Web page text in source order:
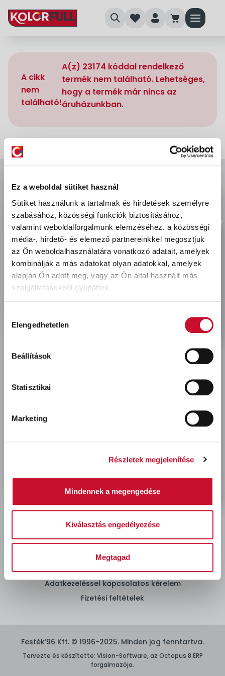
Ez a weboldal sütiket használ
Sütiket használunk a tartalmak és hirdetések személyre
szabásához, közösségi funkciók biztosításához,
valamint weboldalforgalmunk elemzéséhez. a közösségi
média-, hirdető- és elemező partnereinkkel megosztjuk
az Ön weboldalhasználatára vonatkozó adatait, amelyek
kombinálják a más adatokat olyan adatokkal, amelyek
alapján Ön adott meg, vagy az Ön által használt más
szolgáltatásokból gyűjtöttek.
kiválasztása
Elengedhetetlen
Beállítások
Statisztikai
Marketing
Részletek megjelenítése
Mindennek a megengedése
Kiválasztás engedélyezése
Megtagad
search heart person cart menu
A cikk
nem
található!
A(z) 23174 kóddal rendelkező
termék nem található. Lehetséges,
hogy a termék már nincs az
áruházunkban.
Rendelés és szállítás
ÁSZF
Adatvédelmi nyilatkozat
Adatkezeléssel kapcsolatos kérelem
Fizetési feltételek
location3527 Miskolc, Fonoda u. 11-13.
clock
mobile +36-30-605-8912
mailkapcsolat@kolorfull.hu
Festék’96 Kft. © 1996-2025. Minden jog fenntartva.
Tervezte és készítette: Vision-Software, az Octopus 8 ERP
forgalmazója.